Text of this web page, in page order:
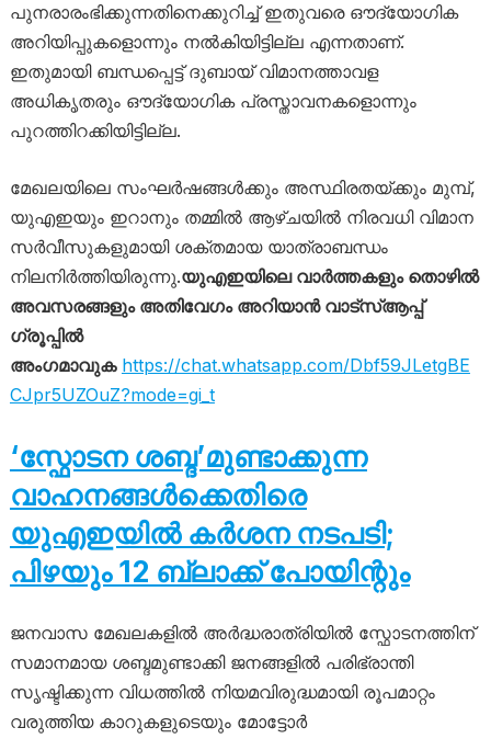
പുനരാരംഭിക്കുന്നതിനെക്കുറിച്ച് ഇതുവരെ ഔദ്യോഗിക
അറിയിപ്പുകളൊന്നും നൽകിയിട്ടില്ല എന്നതാണ്.
ഇതുമായി ബന്ധപ്പെട്ട് ദുബായ് വിമാനത്താവള
അധികൃതരും ഔദ്യോഗിക പ്രസ്താവനകളൊന്നും
പുറത്തിറക്കിയിട്ടില്ല.
മേഖലയിലെ സംഘർഷങ്ങൾക്കും അസ്ഥിരതയ്ക്കും മുമ്പ്,
യുഎഇയും ഇറാനും തമ്മിൽ ആഴ്ചയിൽ നിരവധി വിമാന
സർവീസുകളുമായി ശക്തമായ യാത്രാബന്ധം
നിലനിർത്തിയിരുന്നു.യുഎഇയിലെ വാർത്തകളും തൊഴിൽ
അവസരങ്ങളും അതിവേഗം അറിയാൻ വാട്സ്ആപ്പ്
ഗ്രൂപ്പിൽ
അംഗമാവുക https://chat.whatsapp.com/Dbf59JLetgBE
CJpr5UZOuZ?mode=gi_t
‘സ്ഫോടന ശബ്ദ’മുണ്ടാക്കുന്ന
വാഹനങ്ങൾക്കെതിരെ
യുഎഇയിൽ കർശന നടപടി;
പിഴയും 12 ബ്ലാക്ക് പോയിന്റും
ജനവാസ മേഖലകളിൽ അർദ്ധരാത്രിയിൽ സ്ഫോടനത്തിന്
സമാനമായ ശബ്ദമുണ്ടാക്കി ജനങ്ങളിൽ പരിഭ്രാന്തി
സൃഷ്ടിക്കുന്ന വിധത്തിൽ നിയമവിരുദ്ധമായി രൂപമാറ്റം
വരുത്തിയ കാറുകളുടെയും മോട്ടോർ